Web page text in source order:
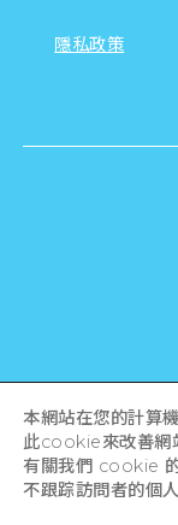
隱私政策
本網站在您的計算
此cookie來改善網
有關我們 cookie
不跟踪訪問者的個人